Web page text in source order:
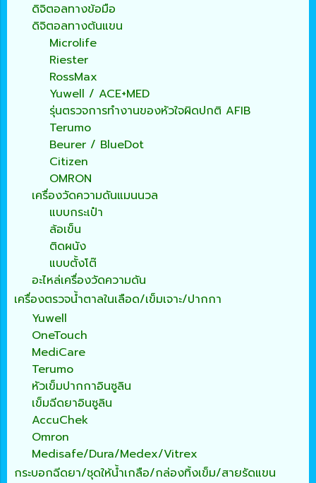
ดิจิตอลทางข้อมือ
ดิจิตอลทางต้นแขน
Microlife
Riester
RossMax
Yuwell / ACE+MED
รุ่นตรวจการทำงานของหัวใจผิดปกติ AFIB
Terumo
Beurer / BlueDot
Citizen
OMRON
เครื่องวัดความดันแมนนวล
แบบกระเป๋า
ล้อเข็น
ติดผนัง
แบบตั้งโต๊
อะไหล่เครื่องวัดความดัน
เครื่องตรวจน้ำตาลในเลือด/เข็มเจาะ/ปากกา
Yuwell
OneTouch
MediCare
Terumo
หัวเข็มปากกาอินซูลิน
เข็มฉีดยาอินซูลิน
AccuChek
Omron
Medisafe/Dura/Medex/Vitrex
กระบอกฉีดยา/ชุดให้น้ำเกลือ/กล่องทิ้งเข็ม/สายรัดแขน